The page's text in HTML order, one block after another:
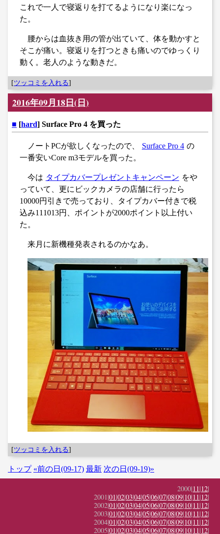
これで一人で寝返りを打てるようになり楽になっ
た。
腰からは血抜き用の管が出ていて、体を動かすと
そこが痛い。寝返りを打つときも痛いのでゆっくり
動く。老人のような動きだ。
[ツッコミを入れる]
2016年09月18日(日)
■ [hard] Surface Pro 4 を買った
ノートPCが欲しくなったので、 Surface Pro 4 の
一番安いCore m3モデルを買った。
今は タイプカバープレゼントキャンペーン をや
っていて、更にビックカメラの店舗に行ったら
10000円引きで売っており、タイプカバー付きで税
込み111013円、ポイントが2000ポイント以上付い
た。
来月に新機種発表されるのかなあ。
[ツッコミを入れる]
トップ «前の日(09-17) 最新 次の日(09-19)»
2000|11|12|
2001|01|02|03|04|05|06|07|08|09|10|11|12|
2002|01|02|03|04|05|06|07|08|09|10|11|12|
2003|01|02|03|04|05|06|07|08|09|10|11|12|
2004|01|02|03|04|05|06|07|08|09|10|11|12|
2005|01|02|03|04|05|06|07|08|09|10|11|12|